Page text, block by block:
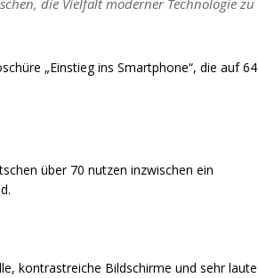
die Vielfalt moderner Technologie zu
„Einstieg ins Smartphone“, die auf 64
über 70 nutzen inzwischen ein
kontrastreiche Bildschirme und sehr laute